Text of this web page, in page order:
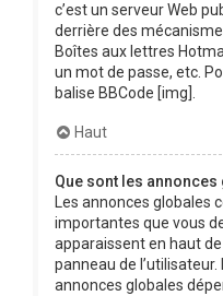
c’est un serveur Web
derrière des
Boîtes aux lettres
un mot de passe, etc.
balise BBCode [img].
Haut
Que sont les annonces
Les annonces
importantes que vous
apparaissent en haut
panneau de
annonces globales